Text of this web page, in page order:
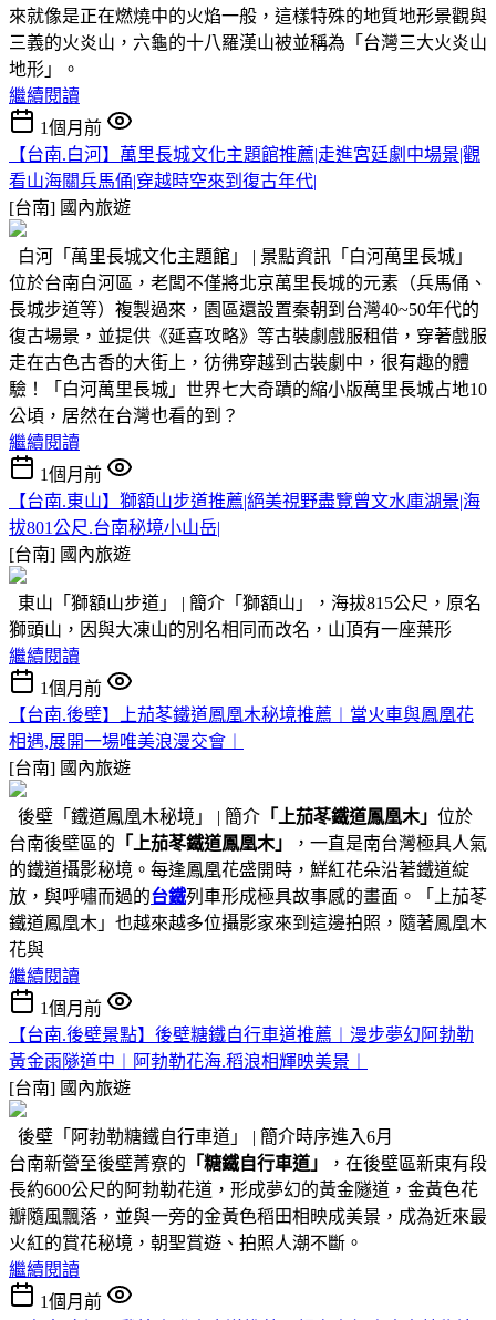
來就像是正在燃燒中的火焰一般，這樣特殊的地質地形景觀與
三義的火炎山，六龜的十八羅漢山被並稱為「台灣三大火炎山
地形」。
繼續閱讀
1個月前
【台南.白河】萬里長城文化主題館推薦|走進宮廷劇中場景|觀
看山海關兵馬俑|穿越時空來到復古年代|
[台南] 國內旅遊
白河「萬里長城文化主題館」 | 景點資訊「白河萬里長城」
位於台南白河區，老闆不僅將北京萬里長城的元素（兵馬俑、
長城步道等）複製過來，園區還設置秦朝到台灣40~50年代的
復古場景，並提供《延喜攻略》等古裝劇戲服租借，穿著戲服
走在古色古香的大街上，彷彿穿越到古裝劇中，很有趣的體
驗！「白河萬里長城」世界七大奇蹟的縮小版萬里長城占地10
公頃，居然在台灣也看的到？
繼續閱讀
1個月前
【台南.東山】獅額山步道推薦|絕美視野盡覽曾文水庫湖景|海
拔801公尺.台南秘境小山岳|
[台南] 國內旅遊
東山「獅額山步道」 | 簡介「獅額山」，海拔815公尺，原名
獅頭山，因與大凍山的別名相同而改名，山頂有一座葉形
繼續閱讀
1個月前
【台南.後壁】上茄苳鐵道鳳凰木秘境推薦︱當火車與鳳凰花
相遇,展開一場唯美浪漫交會︱
[台南] 國內旅遊
後壁「鐵道鳳凰木秘境」 | 簡介 「上茄苳鐵道鳳凰木」 位於
台南後壁區的 「上茄苳鐵道鳳凰木」
，一直是南台灣極具人氣
的鐵道攝影秘境。每逢鳳凰花盛開時，鮮紅花朵沿著鐵道綻
放，與呼嘯而過的台鐵列車形成極具故事感的畫面。「上茄苳
鐵道鳳凰木」也越來越多位攝影家來到這邊拍照，隨著鳳凰木
花與
繼續閱讀
1個月前
【台南.後壁景點】後壁糖鐵自行車道推薦︱漫步夢幻阿勃勒
黃金雨隧道中︱阿勃勒花海.稻浪相輝映美景︱
[台南] 國內旅遊
後壁「阿勃勒糖鐵自行車道」 | 簡介時序進入6月
台南新營至後壁菁寮的 「糖鐵自行車道」
，在後壁區新東有段
長約600公尺的阿勃勒花道，形成夢幻的黃金隧道，金黃色花
瓣隨風飄落，並與一旁的金黃色稻田相映成美景，成為近來最
火紅的賞花秘境，朝聖賞遊、拍照人潮不斷。
繼續閱讀
1個月前